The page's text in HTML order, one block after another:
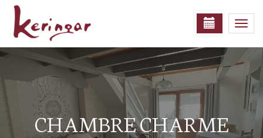
CHAMBRE CHARME